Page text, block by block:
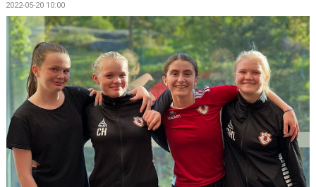
LEDARGUIDEN
2022-05-20 10:00